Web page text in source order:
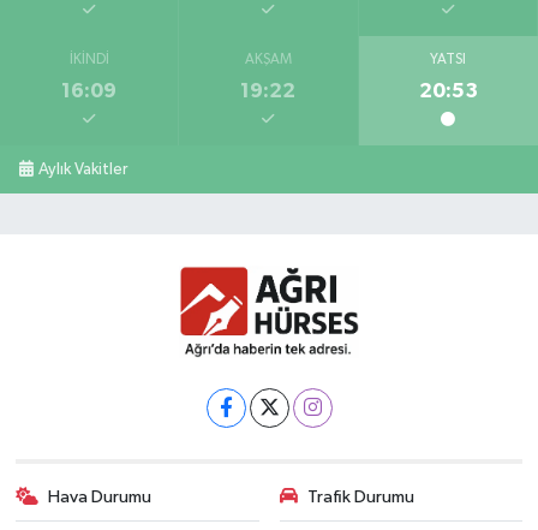
İKINDI
16:09
AKŞAM
19:22
YATSI
20:53
Aylık Vakitler
Hava Durumu Trafik Durumu